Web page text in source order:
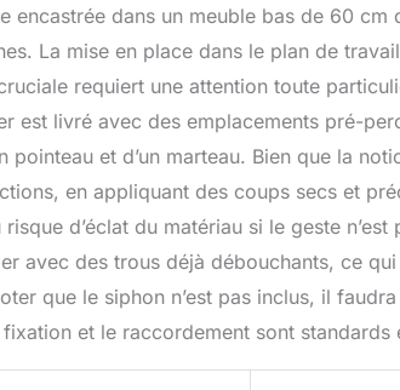
encastrée dans un meuble bas de 60 cm
La mise en place dans le plan de
requiert une attention toute
est livré avec des emplacements pré-
pointeau et d’un marteau. Bien que la
en appliquant des coups secs et
d’éclat du matériau si le geste n’est
avec des trous déjà débouchants, ce
que le siphon n’est pas inclus, il
et le raccordement sont standards